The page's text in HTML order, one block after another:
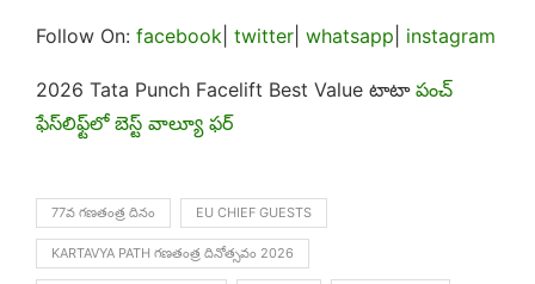
Follow On: facebook twitter whatsapp instagram
2026 Tata Punch Facelift Best Value టాటాపంచ్
ఫేస్‌లిఫ్ట్‌లో బెస్ట్ వాల్యూ ఫర్
77వ గణతంత్ర దినం EU CHIEF GUESTS
KARTAVYA PATH గణతంత్ర దినోత్సవం 2026